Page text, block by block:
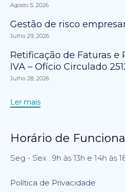
Agosto 5, 2026
Gestão de risco
Julho 29, 2026
Retificação de Faturas e
IVA – Ofício Circulado
Julho 28, 2026
Ler mais
Horário de
Seg - Sex : 9h às 13h e 14h às
Política de Privacidade